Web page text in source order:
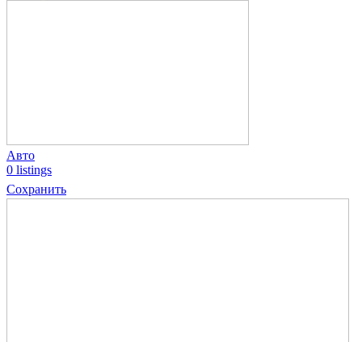
Авто
0 listings
Сохранить